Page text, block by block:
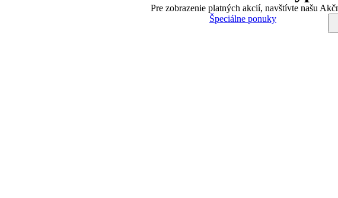
Pre zobrazenie platných akcií, navštívte našu
Špeciálne ponuky